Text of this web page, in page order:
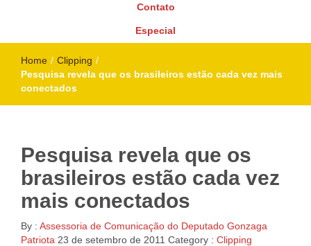
Contato
Especial
Home / Clipping /
Pesquisa revela que os brasileiros estão cada vez mais
conectados
Pesquisa revela que os
brasileiros estão cada vez
mais conectados
By : Assessoria de Comunicação do Deputado Gonzaga
Patriota 23 de setembro de 2011 Category : Clipping